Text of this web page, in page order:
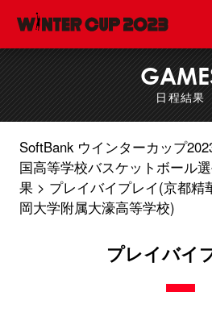
日程結果
SoftBank ウインターカップ
国高等学校バスケットボール
果
プレイバイプレイ(京都精
岡大学附属大濠高等学校)
プレイバイ